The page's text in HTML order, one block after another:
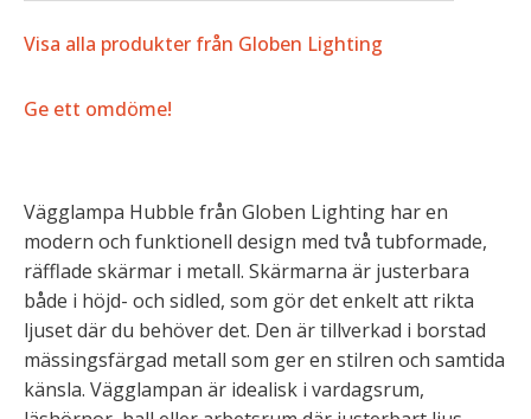
Visa alla produkter från Globen Lighting
Ge ett omdöme!
Vägglampa Hubble från Globen Lighting har en
modern och funktionell design med två tubformade,
räfflade skärmar i metall. Skärmarna är justerbara
både i höjd- och sidled, som gör det enkelt att rikta
ljuset där du behöver det. Den är tillverkad i borstad
mässingsfärgad metall som ger en stilren och samtida
känsla. Vägglampan är idealisk i vardagsrum,